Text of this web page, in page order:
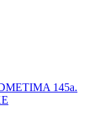
145a.